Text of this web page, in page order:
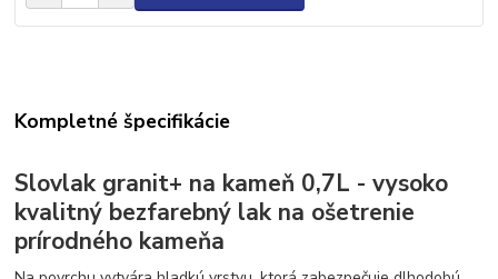
Kompletné špecifikácie
Slovlak granit+ na kameň 0,7L - vysoko
kvalitný bezfarebný lak na ošetrenie
prírodného kameňa